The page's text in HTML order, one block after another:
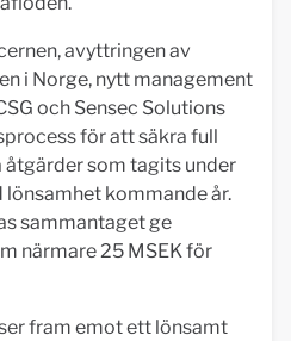
avyttringen av
i Norge, nytt management
och Sensec Solutions
för att säkra full
åtgärder som tagits under
kommande år.
sammantaget ge
närmare 25 MSEK för
fram emot ett lönsamt